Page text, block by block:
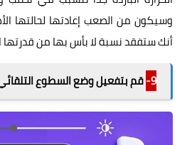
وسيكون من الصعب إعادتها لحالتها
أنك ستفقد نسبة لا بأس بها من قدرتها
9- قم بتفعيل وضع السطوع